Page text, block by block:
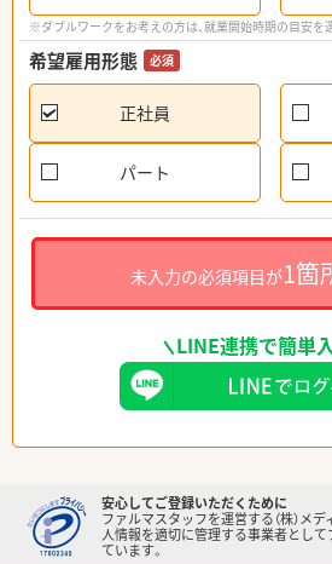
※ダブルワークをお考えの方は、就業開始時期の目安を
希望雇用形態 必須
正社員
パート
未入力の必須項目が1箇
LINE連携で簡単入
安心してご登録いただくために
ファルマスタッフを運営する（株）メ
人情報を適切に管理する事業者とし
ています。